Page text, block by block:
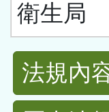
衛生局
法
規
法規內